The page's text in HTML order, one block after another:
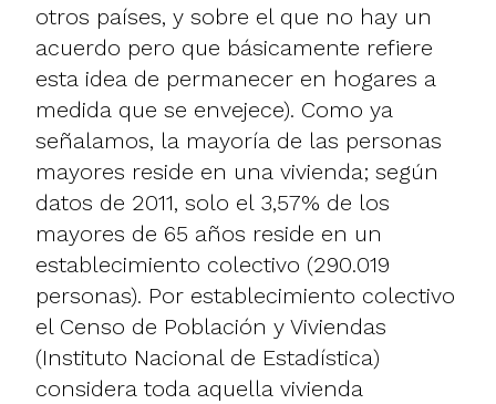
otros países, y sobre el que no hay un
acuerdo pero que básicamente refiere
esta idea de permanecer en hogares a
medida que se envejece). Como ya
señalamos, la mayoría de las personas
mayores reside en una vivienda; según
datos de 2011, solo el 3,57% de los
mayores de 65 años reside en un
establecimiento colectivo (290.019
personas). Por establecimiento colectivo
el Censo de Población y Viviendas
(Instituto Nacional de Estadística)
considera toda aquella vivienda